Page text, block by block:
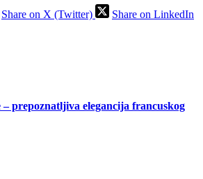
Share on X (Twitter)
Share on LinkedIn
prepoznatljiva elegancija francuskog